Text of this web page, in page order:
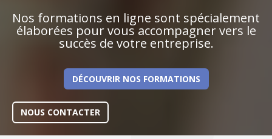
Nos formations en ligne sont spécialement
élaborées pour vous accompagner vers le
succès de votre entreprise.
DÉCOUVRIR NOS FORMATIONS
NOUS CONTACTER